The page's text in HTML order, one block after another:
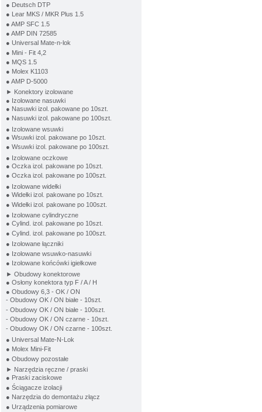
● Deutsch DTP
● Lear MKS / MKR Plus 1.5
● AMP SFC 1.5
● AMP DIN 72585
● Universal Mate-n-lok
● Mini - Fit 4,2
● MQS 1.5
● Molex K1103
● AMP D-5000
► Konektory izolowane
● Izolowane nasuwki
● Nasuwki izol. pakowane po 10szt.
● Nasuwki izol. pakowane po 100szt.
● Izolowane wsuwki
● Wsuwki izol. pakowane po 10szt.
● Wsuwki izol. pakowane po 100szt.
● Izolowane oczkowe
● Oczka izol. pakowane po 10szt.
● Oczka izol. pakowane po 100szt.
● Izolowane widełki
● Widełki izol. pakowane po 10szt.
● Widełki izol. pakowane po 100szt.
● Izolowane cylindryczne
● Cylind. izol. pakowane po 10szt.
● Cylind. izol. pakowane po 100szt.
● Izolowane łączniki
● Izolowane wsuwko-nasuwki
● Izolowane końcówki igiełkowe
► Obudowy konektorowe
● Osłony konektora typ F / A / H
● Obudowy 6,3 - OK / ON
- Obudowy OK / ON białe - 10szt.
- Obudowy OK / ON białe - 100szt.
- Obudowy OK / ON czarne - 10szt.
- Obudowy OK / ON czarne - 100szt.
● Universal Mate-N-Lok
● Molex Mini-Fit
● Obudowy pozostałe
► Narzędzia ręczne / praski
● Praski zaciskowe
● Ściągacze izolacji
● Narzędzia do demontażu złącz
● Urządzenia pomiarowe